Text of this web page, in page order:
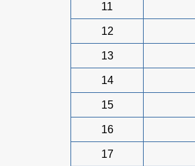
11
12
13
14
15
16
17